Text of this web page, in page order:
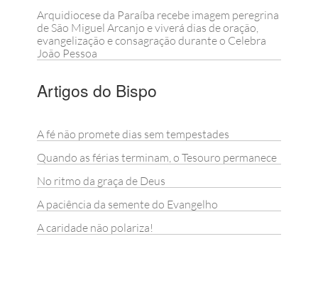
Arquidiocese da Paraíba recebe imagem peregrina
de São Miguel Arcanjo e viverá dias de oração,
evangelização e consagração durante o Celebra
João Pessoa
Artigos do Bispo
A fé não promete dias sem tempestades
Quando as férias terminam, o Tesouro permanece
No ritmo da graça de Deus
A paciência da semente do Evangelho
A caridade não polariza!